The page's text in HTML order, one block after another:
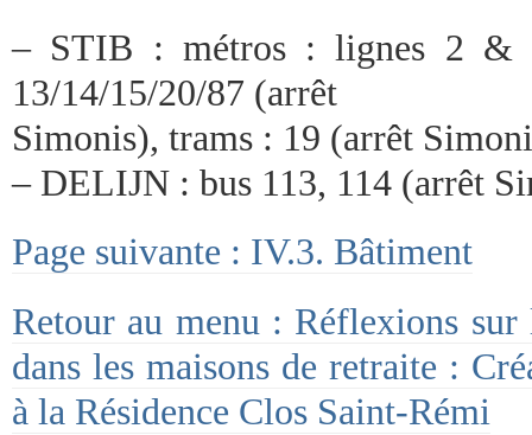
– STIB : métros : lignes 2 &
13/14/15/20/87 (arrêt
Simonis), trams : 19 (arrêt
– DELIJN : bus 113, 114 (arrêt
Page suivante : IV.3. Bâtiment
Retour au menu : Réflexions
dans les maisons de retraite :
à la Résidence Clos Saint-Rémi